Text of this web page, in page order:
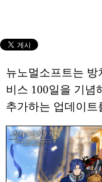
뉴노멀소프트는 방
비스 100일을 기념
추가하는 업데이트